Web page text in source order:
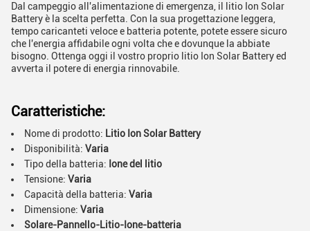
Dal campeggio all'alimentazione di emergenza, il litio Ion Solar
Battery è la scelta perfetta. Con la sua progettazione leggera,
tempo caricanteti veloce e batteria potente, potete essere sicuro
che l'energia affidabile ogni volta che e dovunque la abbiate
bisogno. Ottenga oggi il vostro proprio litio Ion Solar Battery ed
avverta il potere di energia rinnovabile.
Caratteristiche:
Nome di prodotto: Litio Ion Solar Battery
Disponibilità: Varia
Tipo della batteria: Ione del litio
Tensione: Varia
Capacità della batteria: Varia
Dimensione: Varia
Solare-Pannello-Litio-Ione-batteria